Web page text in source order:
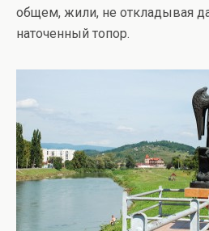
общем, жили, не откладывая
наточенный топор.